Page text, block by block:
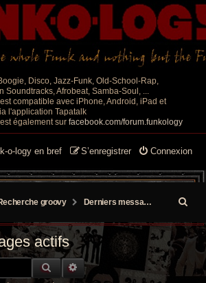
Disco, Jazz-Funk, Old-School-Rap,
Soundtracks, Afrobeat, Samba-Soul, ...
compatible avec iPhone, Android, iPad et
l'application Tapatalk
également sur facebook.com/forum.funkology
Connexion
S’enregistrer
o-logy en bref
groovy Derniers messages actifs
e
actifs
RECHERCHE GROOVY
RECHERCHE AVANCÉE